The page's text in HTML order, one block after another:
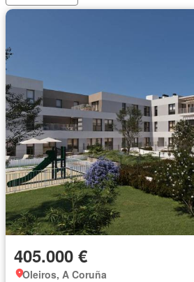
405.000 €
Oleiros, A Coruña